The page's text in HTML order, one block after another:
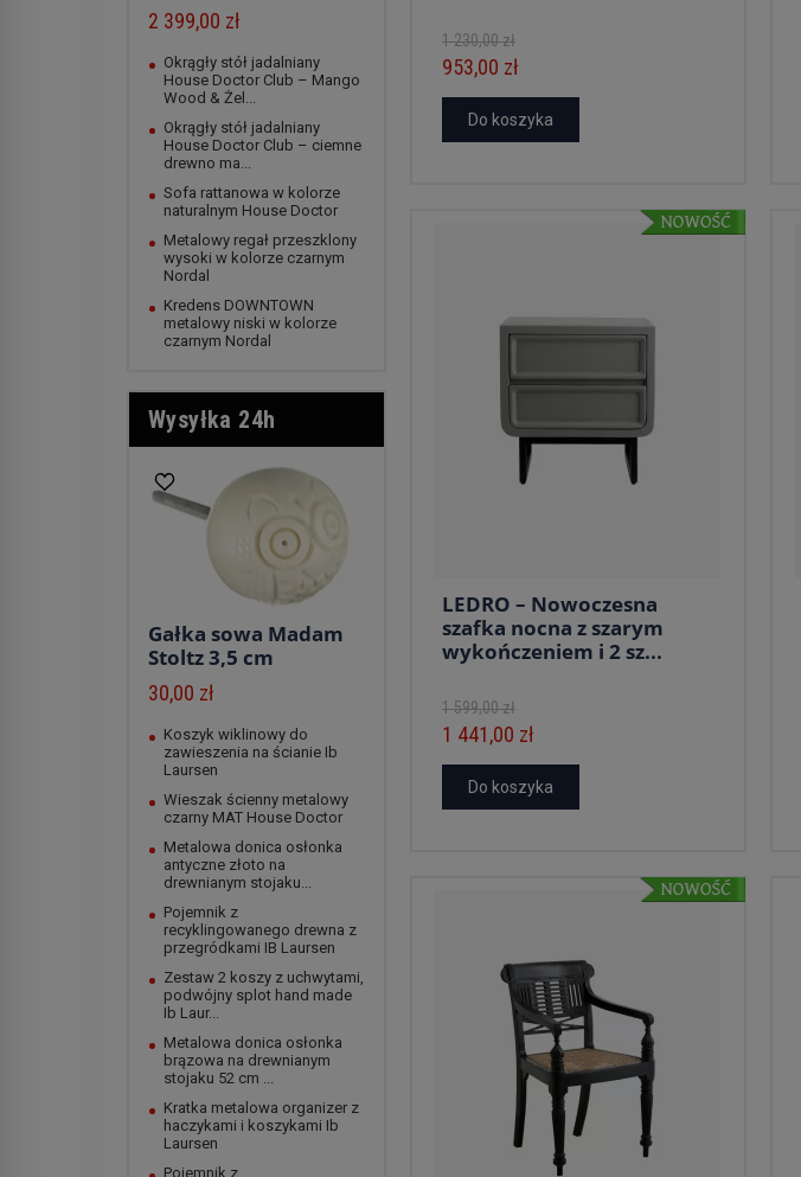
1 230,00 zł
953,00 zł
Do koszyka
LEDRO – Nowoczesna
szafka nocna z szarym
wykończeniem i 2 sz...
1 599,00 zł
1 441,00 zł
Do koszyka
2 399,00 zł
Okrągły stół jadalniany
House Doctor Club – Mango
Wood & Żel...
Okrągły stół jadalniany
House Doctor Club – ciemne
drewno ma...
Sofa rattanowa w kolorze
naturalnym House Doctor
Metalowy regał przeszklony
wysoki w kolorze czarnym
Nordal
Kredens DOWNTOWN
metalowy niski w kolorze
czarnym Nordal
Wysyłka 24h
Gałka sowa Madam
Stoltz 3,5 cm
30,00 zł
Koszyk wiklinowy do
zawieszenia na ścianie Ib
Laursen
Wieszak ścienny metalowy
czarny MAT House Doctor
Metalowa donica osłonka
antyczne złoto na
drewnianym stojaku...
Pojemnik z
recyklingowanego drewna z
przegródkami IB Laursen
Zestaw 2 koszy z uchwytami,
podwójny splot hand made
Ib Laur...
Metalowa donica osłonka
brązowa na drewnianym
stojaku 52 cm ...
Kratka metalowa organizer z
haczykami i koszykami Ib
Laursen
Pojemnik z